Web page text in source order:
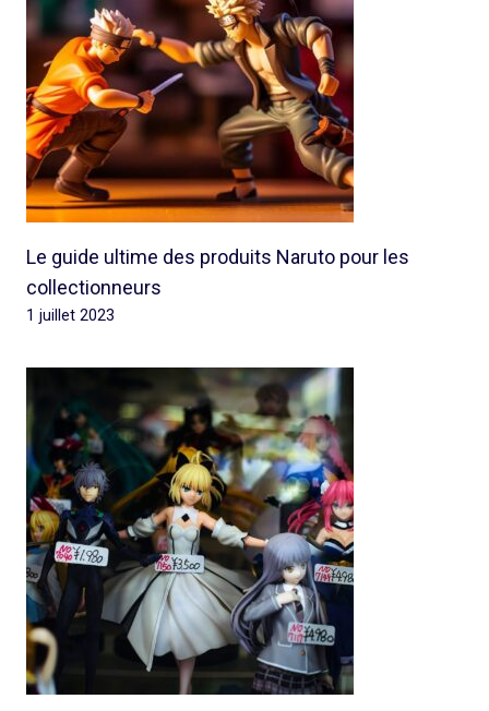
Le guide ultime des produits Naruto pour les
collectionneurs
1 juillet 2023